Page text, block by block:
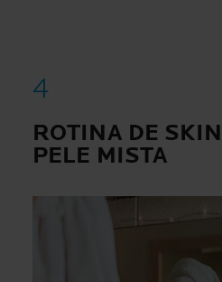
ROTINA DE
PELE MISTA